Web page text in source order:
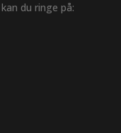
du ringe på: